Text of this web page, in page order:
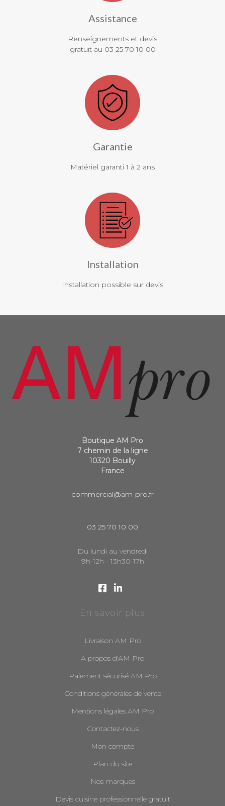
Assistance
Renseignements et devis
gratuit au 03 25 70 10 00
Garantie
Matériel garanti 1 à 2 ans
Installation
Installation possible sur devis
Boutique AM Pro
7 chemin de la ligne
10320 Bouilly
France
commercial@am-pro.fr
03 25 70 10 00
Du lundi au vendredi
9h-12h - 13h30-17h
En savoir plus
Livraison AM Pro
A propos d'AM Pro
Paiement sécurisé AM Pro
Conditions générales de vente
Mentions légales AM Pro
Contactez-nous
Mon compte
Plan du site
Nos marques
Devis cuisine professionnelle gratuit